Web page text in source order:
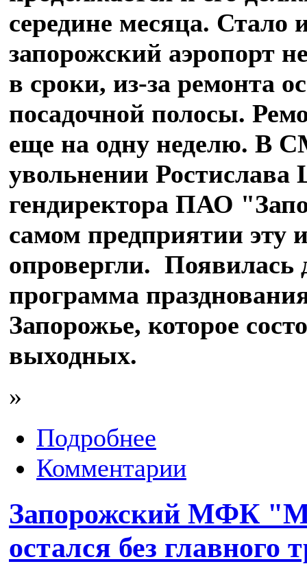
середине месяца. Стало
запорожский аэропорт
в сроки, из-за ремонта
посадочной полосы.
еще на одну неделю. В
увольнении
гендиректора ПАО
самом предприятии эту
опровергли. Появилась
программа
Запорожье, которое
выходных.
»
Подробнее
Комментарии
Запорожский МФК
остался без главного